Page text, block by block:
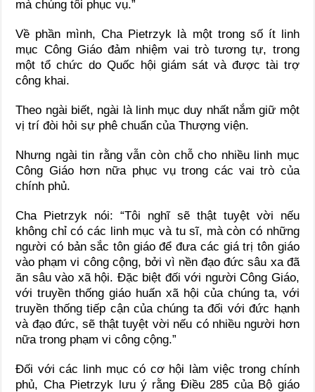
mà chúng tôi phục vụ.”
Về phần mình, Cha Pietrzyk là một trong số ít linh
mục Công Giáo đảm nhiệm vai trò tương tự, trong
một tổ chức do Quốc hội giám sát và được tài trợ
công khai.
Theo ngài biết, ngài là linh mục duy nhất nắm giữ một
vị trí đòi hỏi sự phê chuẩn của Thượng viện.
Nhưng ngài tin rằng vẫn còn chỗ cho nhiều linh mục
Công Giáo hơn nữa phục vụ trong các vai trò của
chính phủ.
Cha Pietrzyk nói: “Tôi nghĩ sẽ thật tuyệt vời nếu
không chỉ có các linh mục và tu sĩ, mà còn có những
người có bản sắc tôn giáo để đưa các giá trị tôn giáo
vào phạm vi công cộng, bởi vì nền đạo đức sâu xa đã
ăn sâu vào xã hội. Đặc biệt đối với người Công Giáo,
với truyền thống giáo huấn xã hội của chúng ta, với
truyền thống tiếp cận của chúng ta đối với đức hạnh
và đạo đức, sẽ thật tuyệt vời nếu có nhiều người hơn
nữa trong phạm vi công cộng.”
Đối với các linh mục có cơ hội làm việc trong chính
phủ, Cha Pietrzyk lưu ý rằng Điều 285 của Bộ giáo